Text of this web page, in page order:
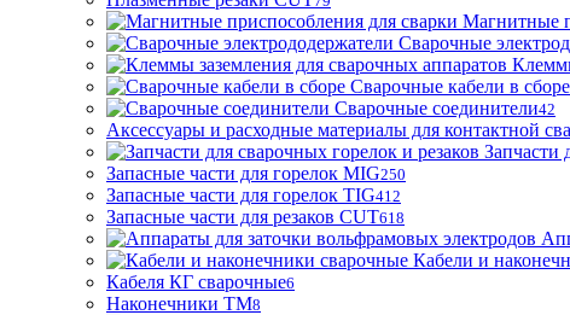
Магнитные
Сварочные
Сварочные кабели в сборе
Сварочные соединители42
Аксессуары и расходные материалы для контактной
Запчасти
Запасные части для горелок MIG250
Запасные части для горелок TIG412
Запасные части для резаков CUT618
Кабели и
Кабеля КГ сварочные6
Наконечники ТМ8